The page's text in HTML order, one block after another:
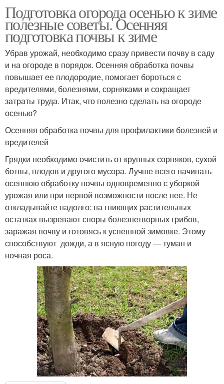
Подготовка огорода осенью к зиме
полезные советы. Осенняя
подготовка почвы к зиме
Убрав урожай, необходимо сразу привести почву в саду
и на огороде в порядок. Осенняя обработка почвы
повышает ее плодородие, помогает бороться с
вредителями, болезнями, сорняками и сокращает
затраты труда. Итак, что полезно сделать на огороде
осенью?
Осенняя обработка почвы для профилактики болезней и
вредителей
Грядки необходимо очистить от крупных сорняков, сухой
ботвы, плодов и другого мусора. Лучше всего начинать
осеннюю обработку почвы одновременно с уборкой
урожая или при первой возможности после нее. Не
откладывайте надолго: на гниющих растительных
остатках вызревают споры болезнетворных грибов,
заражая почву и готовясь к успешной зимовке. Этому
способствуют дожди, а в ясную погоду — туман и
ночная роса.